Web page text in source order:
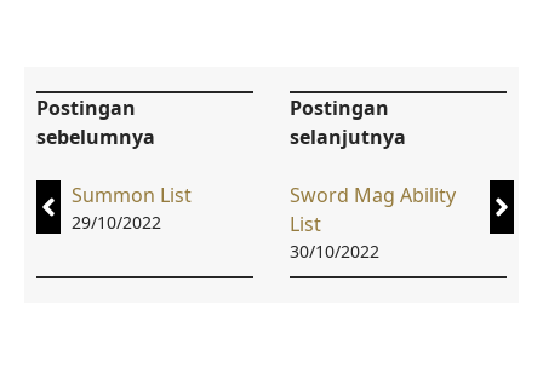
Postingan
sebelumnya
Summon List
29/10/2022
Postingan
selanjutnya
Sword Mag Ability
List
30/10/2022